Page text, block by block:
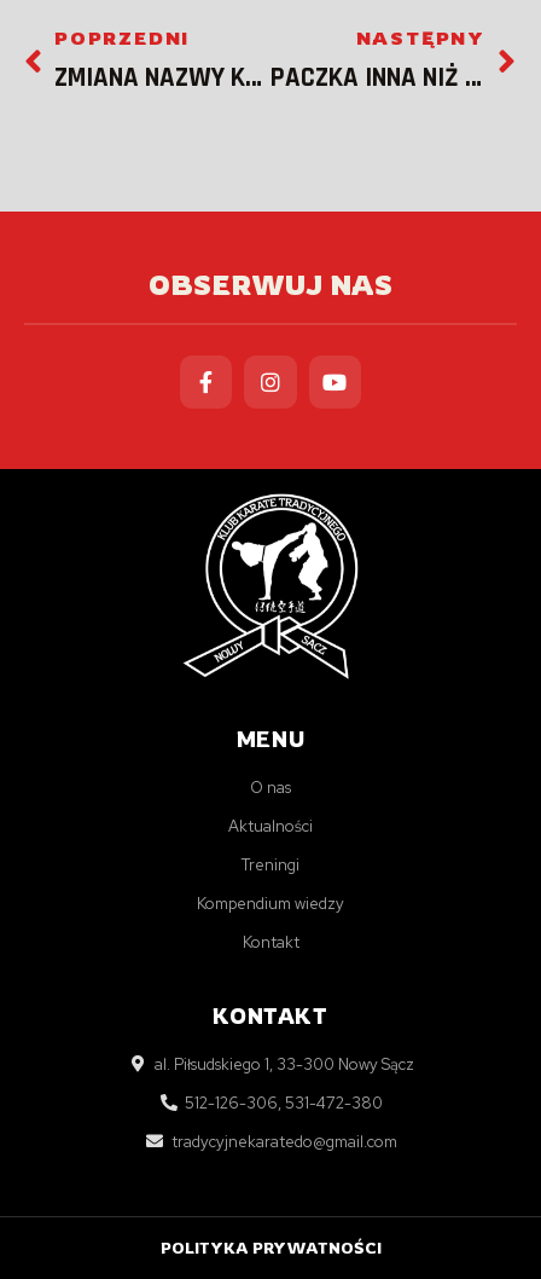
POPRZEDNI
ZMIANA NAZWY KLUBU!
NASTĘPNY
PACZKA INNA NIŻ ZWYKLE!
OBSERWUJ NAS
MENU
O nas
Aktualności
Treningi
Kompendium wiedzy
Kontakt
KONTAKT
al. Piłsudskiego 1, 33-300 Nowy Sącz
512-126-306, 531-472-380
tradycyjnekaratedo@gmail.com
POLITYKA PRYWATNOŚCI